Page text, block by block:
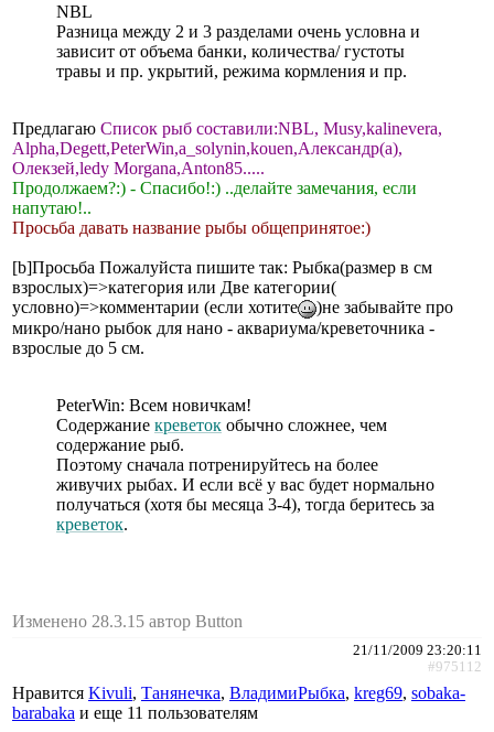
NBL
Разница между 2 и 3 разделами очень условна и
зависит от объема банки, количества/ густоты
травы и пр. укрытий, режима кормления и пр.
Предлагаю Список рыб составили:NBL, Musy,kalinevera,
Alpha,Degett,PeterWin,a_solynin,kouen,Александр(а),
Олекзей,ledy Morgana,Anton85.....
Продолжаем?:) - Спасибо!:) ..делайте замечания, если
напутаю!..
Просьба давать название рыбы общепринятое:)
[b]Просьба Пожалуйста пишите так: Рыбка(размер в см
взрослых)=>категория или Две категории(
условно)=>комментарии (если хотите
)не забывайте про
микро/нано рыбок для нано - аквaриума/кревeточника -
взрослые до 5 см.
PeterWin: Всем новичкам!
Содержание креветок обычно сложнее, чем
содержание рыб.
Поэтому сначала потренируйтесь на более
живучих рыбах. И если всё у вас будет нормально
получаться (хотя бы месяца 3-4), тогда беритесь за
креветок.
Изменено 28.3.15 автор Button
21/11/2009 23:20:11
#975112
Нравится Kivuli, Танянечка, ВладимиРыбка, kreg69, sobaka-
barabaka и еще 11 пользователям